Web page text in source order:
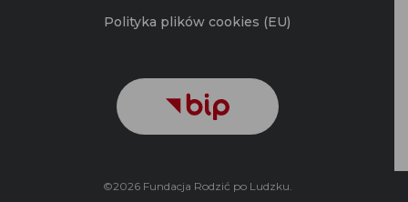
Polityka plików cookies (EU)
©2026 Fundacja Rodzić po Ludzku.